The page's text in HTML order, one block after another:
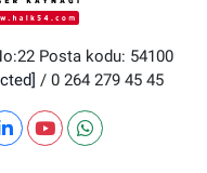
Posta kodu: 54100
/ 0 264 279 45 45